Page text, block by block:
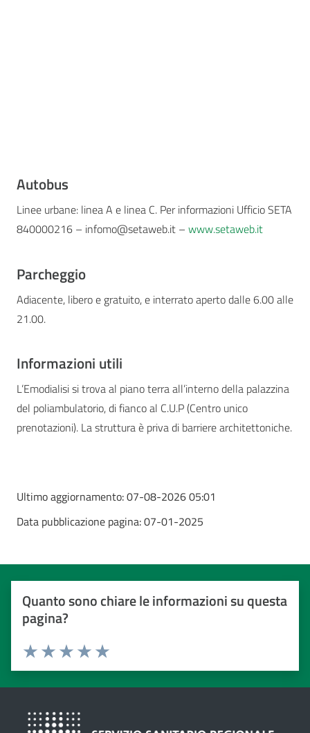
Autobus
Linee urbane: linea A e linea C. Per informazioni Ufficio SETA
840000216 – infomo@setaweb.it – www.setaweb.it
Parcheggio
Adiacente, libero e gratuito, e interrato aperto dalle 6.00 alle
21.00.
Informazioni utili
L’Emodialisi si trova al piano terra all’interno della palazzina
del poliambulatorio, di fianco al C.U.P (Centro unico
prenotazioni). La struttura è priva di barriere architettoniche.
Ultimo aggiornamento:07-08-2026 05:01
Data pubblicazione pagina:07-01-2025
Quanto sono chiare le informazioni su questa
pagina?
Valuta da 1 a 5 stelle
Valuta 5 stelle su 5
Valuta 4 stelle su 5
Valuta 3 stelle su 5
Valuta 2 stelle su 5
Valuta 1 stelle su 5